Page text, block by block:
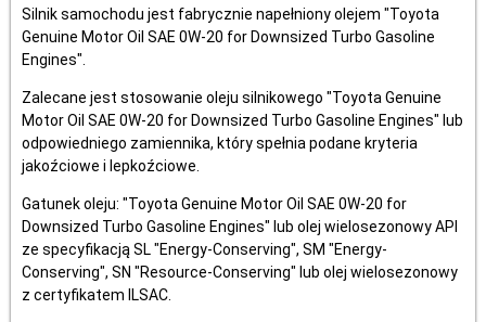
Silnik samochodu jest fabrycznie napełniony olejem "Toyota
Genuine Motor Oil SAE 0W-20 for Downsized Turbo Gasoline
Engines".
Zalecane jest stosowanie oleju silnikowego "Toyota Genuine
Motor Oil SAE 0W-20 for Downsized Turbo Gasoline Engines" lub
odpowiedniego zamiennika, który spełnia podane kryteria
jakoźciowe i lepkoźciowe.
Gatunek oleju: "Toyota Genuine Motor Oil SAE 0W-20 for
Downsized Turbo Gasoline Engines" lub olej wielosezonowy API
ze specyfikacją SL "Energy-Conserving", SM "Energy-
Conserving", SN "Resource-Conserving" lub olej wielosezonowy
z certyfikatem ILSAC.